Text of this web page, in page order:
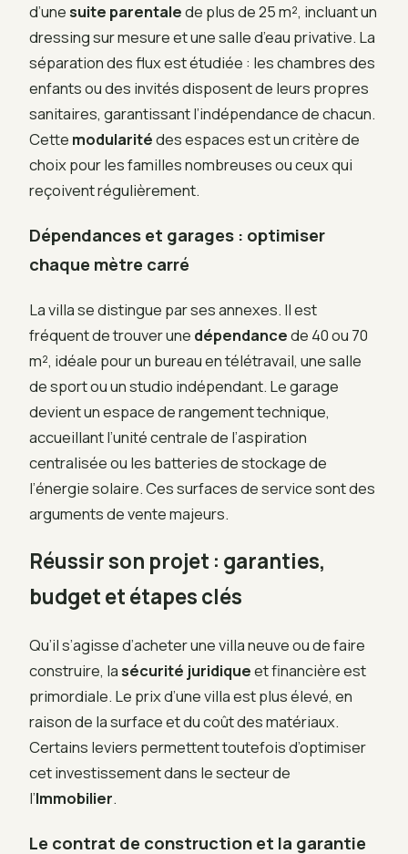
d’unesuite parentalede plus de 25 m², incluant un
dressing sur mesure et une salle d’eau privative. La
séparation des flux est étudiée : les chambres des
enfants ou des invités disposent de leurs propres
sanitaires, garantissant l’indépendance de chacun.
Cette modularitédes espaces est un critère de
choix pour les familles nombreuses ou ceux qui
reçoivent régulièrement.
Dépendances et garages : optimiser
chaque mètre carré
La villa se distingue par ses annexes. Il est
fréquent de trouver une dépendancede 40 ou 70
m², idéale pour un bureau en télétravail, une salle
de sport ou un studio indépendant. Le garage
devient un espace de rangement technique,
accueillant l’unité centrale de l’aspiration
centralisée ou les batteries de stockage de
l’énergie solaire. Ces surfaces de service sont des
arguments de vente majeurs.
Réussir son projet : garanties,
budget et étapes clés
Qu’il s’agisse d’acheter une villa neuve ou de faire
construire, lasécurité juridiqueet financière est
primordiale. Le prix d’une villa est plus élevé, en
raison de la surface et du coût des matériaux.
Certains leviers permettent toutefois d’optimiser
cet investissement dans le secteur de
l’Immobilier.
Le contrat de construction et la garantie